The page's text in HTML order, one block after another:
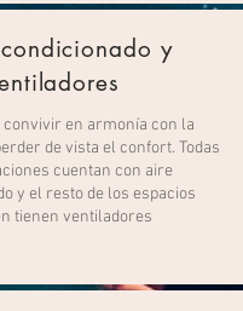
y
convivir en armonía con la
de vista el confort. Todas
cuentan con aire
y el resto de los espacios
tienen ventiladores